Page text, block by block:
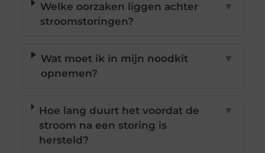
Welke oorzaken liggen achter
stroomstoringen?
▼
Wat moet ik in mijn noodkit
opnemen?
▼
Hoe lang duurt het voordat de
stroom na een storing is
hersteld?
▼